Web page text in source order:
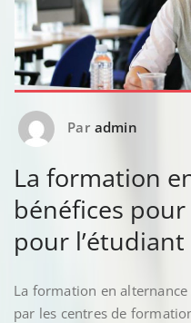
Par admin
La formation
bénéfices
pour l’étudiant
La formation en
par les centres de